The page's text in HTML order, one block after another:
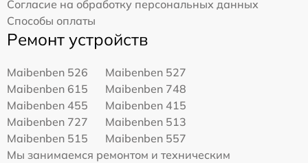
Согласие на обработку персональных данных
Способы оплаты
Ремонт устройств
Maibenben 526
Maibenben 527
Maibenben 615
Maibenben 748
Maibenben 455
Maibenben 415
Maibenben 727
Maibenben 513
Maibenben 515
Maibenben 557
Мы занимаемся ремонтом и техническим